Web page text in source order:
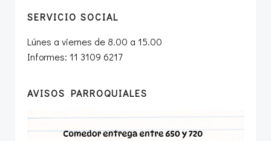
SERVICIO SOCIAL
Lúnes a viernes de 8.00 a 15.00
Informes: 11 3109 6217
AVISOS PARROQUIALES